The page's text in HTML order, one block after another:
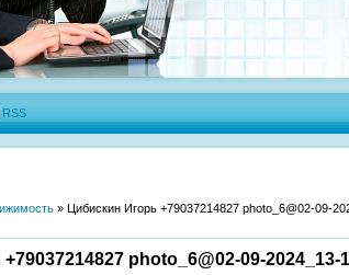
RSS
» Цибискин Игорь +79037214827 photo_6@02-09-
photo_6@02-09-2024_13-